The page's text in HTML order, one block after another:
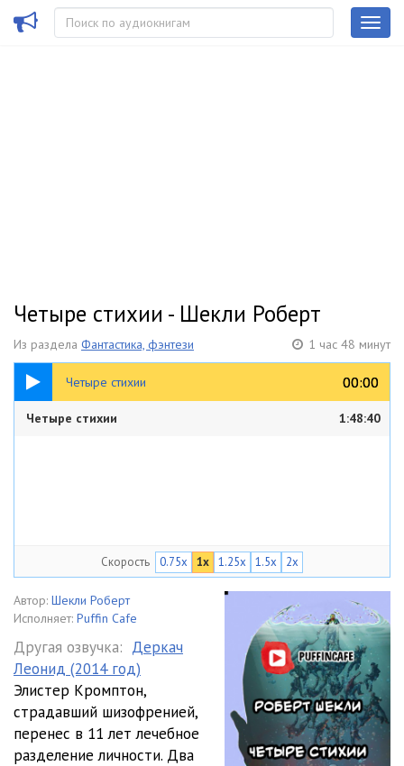
Четыре стихии - Шекли Роберт
Из раздела Фантастика, фэнтези 1 час 48 минут
Четыре стихии 00:00
00:00
1:48:40
Четыре стихии 1:48:40
Скорость 0.75x 1x 1.25x 1.5x 2x
Автор: Шекли Роберт
Исполняет: Puffin Cafe
Другая озвучка: Деркач
Леонид (2014 год)
Элистер Кромптон,
страдавший шизофренией,
перенес в 11 лет лечебное
разделение личности. Два